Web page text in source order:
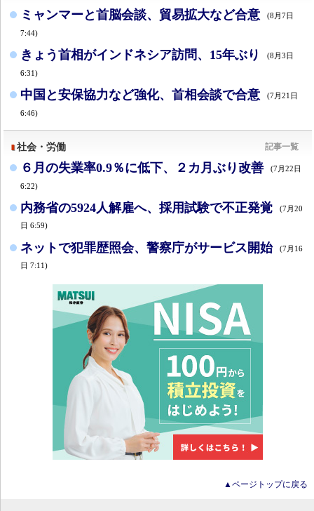
ミャンマーと首脳会談、貿易拡大など合意 (8月7日
7:44)
きょう首相がインドネシア訪問、15年ぶり (8月3日
6:31)
中国と安保協力など強化、首相会談で合意 (7月21日
6:46)
社会・労働 記事一覧
６月の失業率0.9％に低下、２カ月ぶり改善 (7月22日
6:22)
内務省の5924人解雇へ、採用試験で不正発覚
(7月20
日 6:59)
ネットで犯罪歴照会、警察庁がサービス開始
(7月16
日 7:11)
▲ページトップに戻る